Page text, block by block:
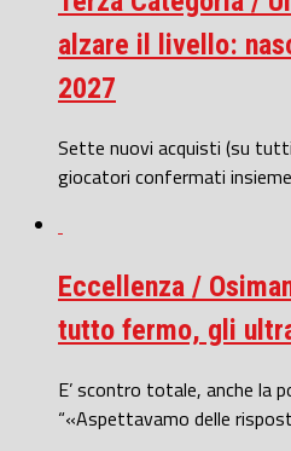
alzare il livello:
2027
Sette nuovi acquisti (su
giocatori confermati
Eccellenza /
tutto fermo, gli
E’ scontro totale, anche la
“«Aspettavamo delle